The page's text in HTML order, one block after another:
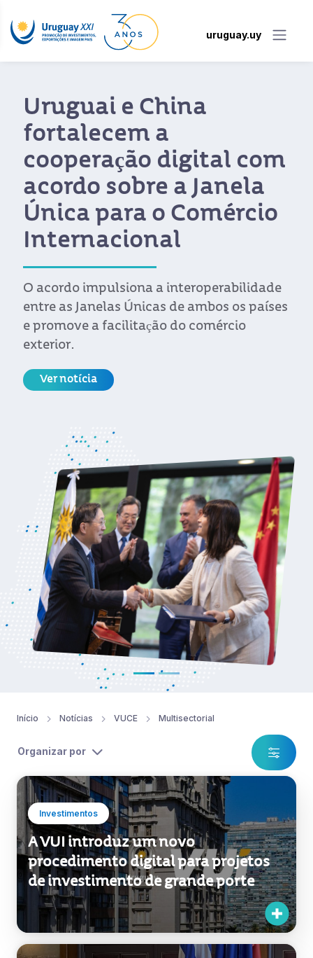
uruguay.uy
Uruguai e China
fortalecem a
cooperação digital com
acordo sobre a Janela
Única para o Comércio
Internacional
O acordo impulsiona a interoperabilidade
entre as Janelas Únicas de ambos os países
e promove a facilitação do comércio
exterior.
Ver notícia
Início Notícias VUCE Multisectorial
Organizar por
Investimentos
A VUI introduz um novo
procedimento digital para projetos
de investimento de grande porte